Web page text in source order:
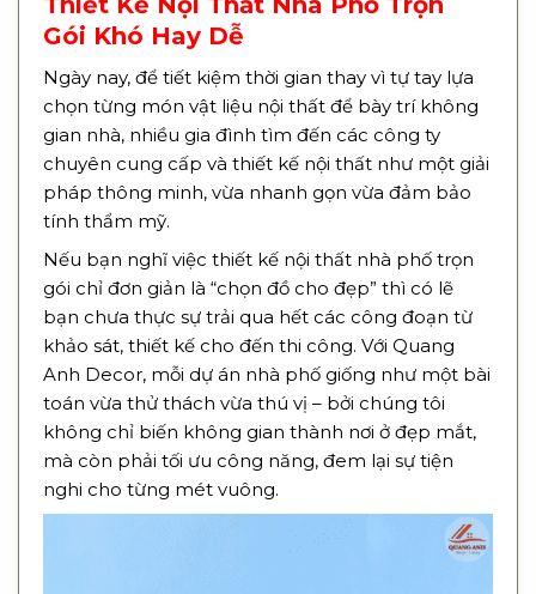
Gói Khó Hay Dễ
Ngày nay, để tiết kiệm thời gian thay vì tự tay lựa
chọn từng món vật liệu nội thất để bày trí không
gian nhà, nhiều gia đình tìm đến các công ty
chuyên cung cấp và thiết kế nội thất như một giải
pháp thông minh, vừa nhanh gọn vừa đảm bảo
tính thẩm mỹ.
Nếu bạn nghĩ việc thiết kế nội thất nhà phố trọn
gói chỉ đơn giản là “chọn đồ cho đẹp” thì có lẽ
bạn chưa thực sự trải qua hết các công đoạn từ
khảo sát, thiết kế cho đến thi công. Với Quang
Anh Decor, mỗi dự án nhà phố giống như một bài
toán vừa thử thách vừa thú vị – bởi chúng tôi
không chỉ biến không gian thành nơi ở đẹp mắt,
mà còn phải tối ưu công năng, đem lại sự tiện
nghi cho từng mét vuông.